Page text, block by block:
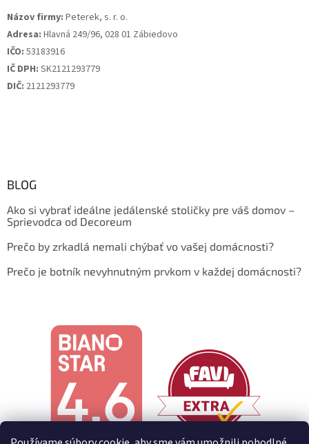
Názov firmy: Peterek, s. r. o.
Adresa: Hlavná 249/96, 028 01 Zábiedovo
IČO: 53183916
IČ DPH: SK2121293779
DIČ: 2121293779
BLOG
Ako si vybrať ideálne jedálenské stoličky pre váš domov –
Sprievodca od Decoreum
Prečo by zrkadlá nemali chýbať vo vašej domácnosti?
Prečo je botník nevyhnutným prvkom v každej domácnosti?